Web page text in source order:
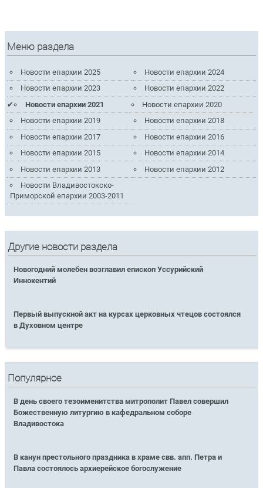
Меню раздела
Новости епархии 2025
Новости епархии 2024
Новости епархии 2023
Новости епархии 2022
Новости епархии 2021
Новости епархии 2020
Новости епархии 2019
Новости епархии 2018
Новости епархии 2017
Новости епархии 2016
Новости епархии 2015
Новости епархии 2014
Новости епархии 2013
Новости епархии 2012
Новости Владивостокско-
Приморской епархии 2003-2011
Другие новости раздела
Новогодний молебен возглавил епископ Уссурийский
Иннокентий
Первый выпускной акт на курсах церковных чтецов состоялся
в Духовном центре
Популярное
В день своего тезоименитства митрополит Павел совершил
Божественную литургию в кафедральном соборе
Владивостока
В канун престольного праздника в храме свв. апп. Петра и
Павла состоялось архиерейское богослужение